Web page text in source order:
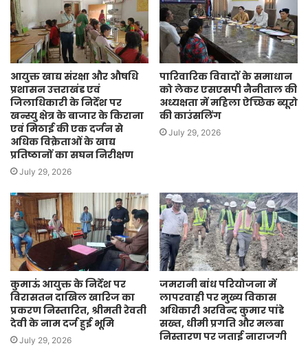
आयुक्त खाद्य संरक्षा और औषधि
प्रशासन उत्तराखंड एवं
जिलाधिकारी के निर्देश पर
खन्स्यु क्षेत्र के बाजार के किराना
एवं मिठाई की एक दर्जन से
अधिक विक्रेताओं के खाद्य
प्रतिष्ठानों का सघन निरीक्षण
July 29, 2026
पारिवारिक विवादों के समाधान
को लेकर एसएसपी नैनीताल की
अध्यक्षता में महिला ऐच्छिक ब्यूरो
की काउंसलिंग
July 29, 2026
कुमाऊं आयुक्त के निर्देश पर
विरासतन दाखिल खारिज का
प्रकरण निस्तारित, श्रीमती रेवती
देवी के नाम दर्ज हुई भूमि
July 29, 2026
जमरानी बांध परियोजना में
लापरवाही पर मुख्य विकास
अधिकारी अरविन्द कुमार पांडे
सख्त, धीमी प्रगति और मलबा
निस्तारण पर जताई नाराजगी